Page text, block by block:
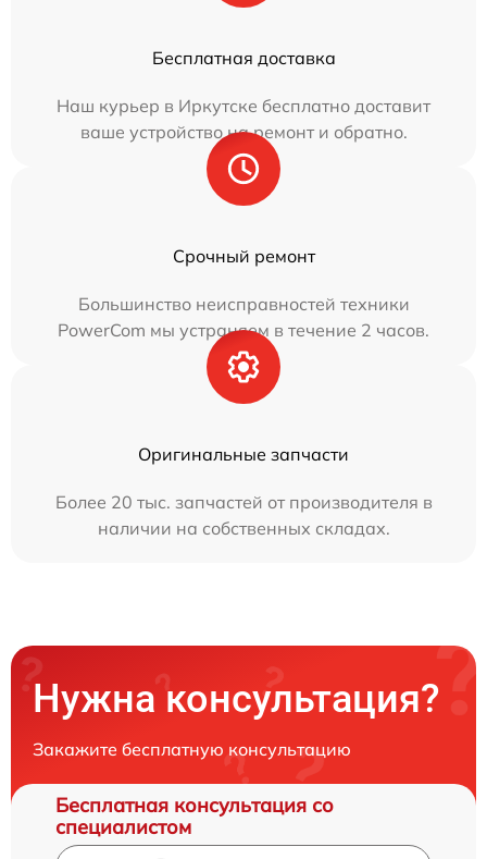
Бесплатная доставка
Наш курьер в Иркутске бесплатно доставит
ваше устройство на ремонт и обратно.
Срочный ремонт
Большинство неисправностей техники
PowerCom мы устраняем в течение 2 часов.
Оригинальные запчасти
Более 20 тыс. запчастей от производителя в
наличии на собственных складах.
Нужна консультация?
Закажите бесплатную консультацию
Бесплатная консультация со
специалистом